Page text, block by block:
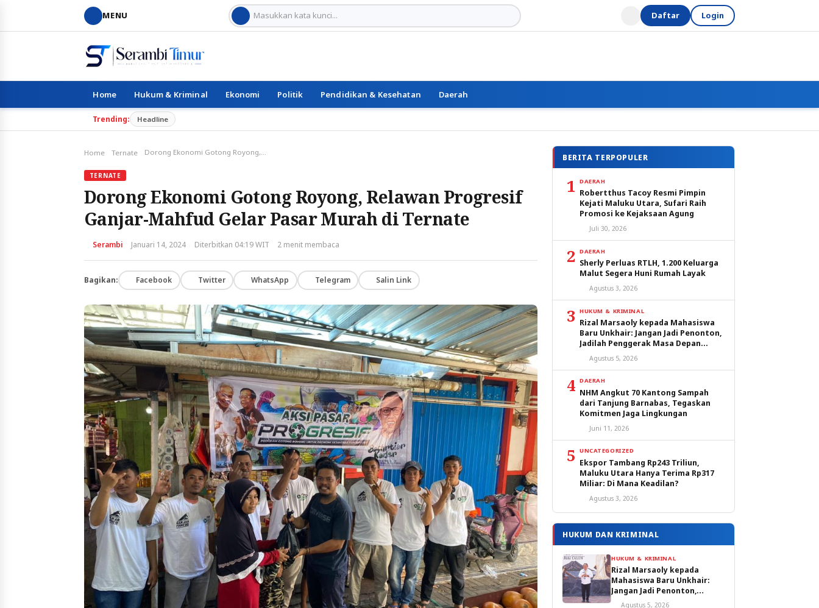
MENU Daftar Login
Home Hukum & Kriminal Ekonomi Politik Pendidikan & Kesehatan Daerah
Trending: Headline
Home Ternate Dorong Ekonomi Gotong Royong, Relawan Progresif Ganjar-Mahfud Gelar Pasar Murah di Ternate
TERNATE
Dorong Ekonomi Gotong Royong, Relawan Progresif
Ganjar-Mahfud Gelar Pasar Murah di Ternate
Serambi Januari 14, 2024 Diterbitkan 04:19 WIT 2 menit membaca
Bagikan: Facebook Twitter WhatsApp Telegram Salin Link
BERITA TERPOPULER
1 DAERAH
Robertthus Tacoy Resmi Pimpin
Kejati Maluku Utara, Sufari Raih
Promosi ke Kejaksaan Agung
Juli 30, 2026
2 DAERAH
Sherly Perluas RTLH, 1.200 Keluarga
Malut Segera Huni Rumah Layak
Agustus 3, 2026
3 HUKUM & KRIMINAL
Rizal Marsaoly kepada Mahasiswa
Baru Unkhair: Jangan Jadi Penonton,
Jadilah Penggerak Masa Depan
Ternate dan Maluku Utara
Agustus 5, 2026
4 DAERAH
NHM Angkut 70 Kantong Sampah
dari Tanjung Barnabas, Tegaskan
Komitmen Jaga Lingkungan
Juni 11, 2026
5 UNCATEGORIZED
Ekspor Tambang Rp243 Triliun,
Maluku Utara Hanya Terima Rp317
Miliar: Di Mana Keadilan?
Agustus 3, 2026
HUKUM DAN KRIMINAL
HUKUM & KRIMINAL
Rizal Marsaoly kepada
Mahasiswa Baru Unkhair:
Jangan Jadi Penonton,
Jadilah Penggerak Masa
Agustus 5, 2026